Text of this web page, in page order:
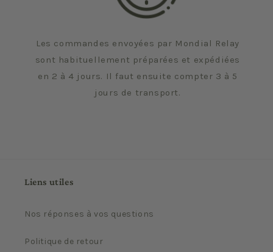
Les commandes envoyées par Mondial Relay
sont habituellement préparées et expédiées
en 2 à 4 jours. Il faut ensuite compter 3 à 5
jours de transport.
Liens utiles
Nos réponses à vos questions
Politique de retour